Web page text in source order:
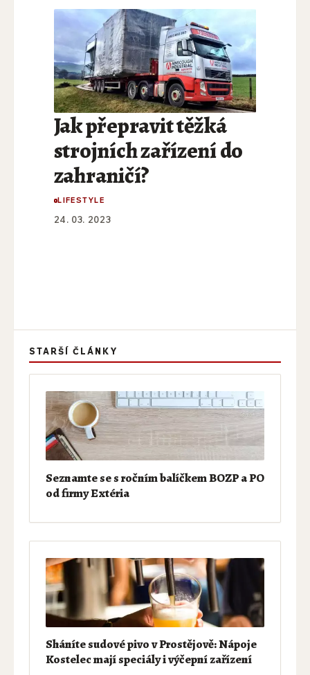
Jak přepravit těžká
strojních zařízení do
zahraničí?
LIFESTYLE
24. 03. 2023
STARŠÍ ČLÁNKY
Seznamte se s ročním balíčkem BOZP a PO
od firmy Extéria
Sháníte sudové pivo v Prostějově: Nápoje
Kostelec mají speciály i výčepní zařízení